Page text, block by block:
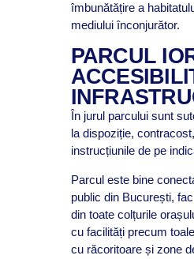
îmbunătățire a
mediului înconjurător.
PARCUL
În jurul parcului sunt
la dispoziție,
instrucțiunile de pe
Parcul este bine
public din București,
din toate colțurile
cu facilități precum
cu răcoritoare și zone